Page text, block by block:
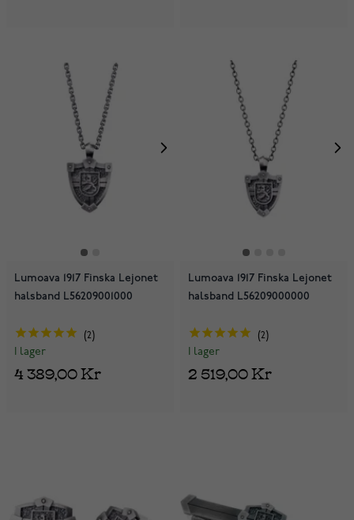
Lumoava 1917 Finska Lejonet
halsband L56209001000
2
I lager
4 389,00 Kr
Lumoava 1917 Finska Lejonet
halsband L56209000000
2
I lager
2 519,00 Kr